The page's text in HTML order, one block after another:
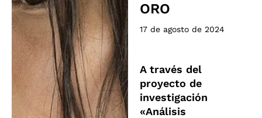
ORO
17 de agosto de 2024
A través del
proyecto de
investigación
«Análisis